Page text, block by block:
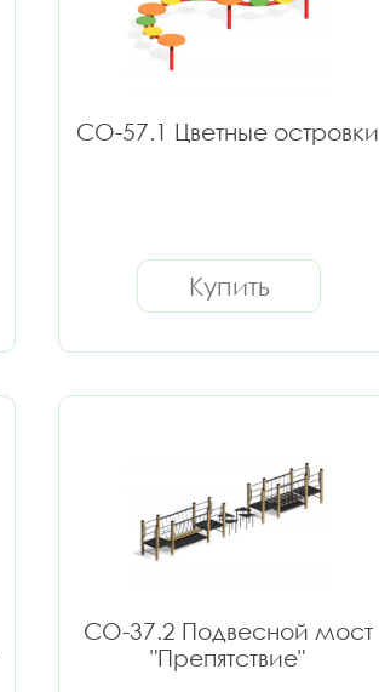
СО-57.1 Цветные островки
Купить
СО-37.2 Подвесной мост
"Препятствие"